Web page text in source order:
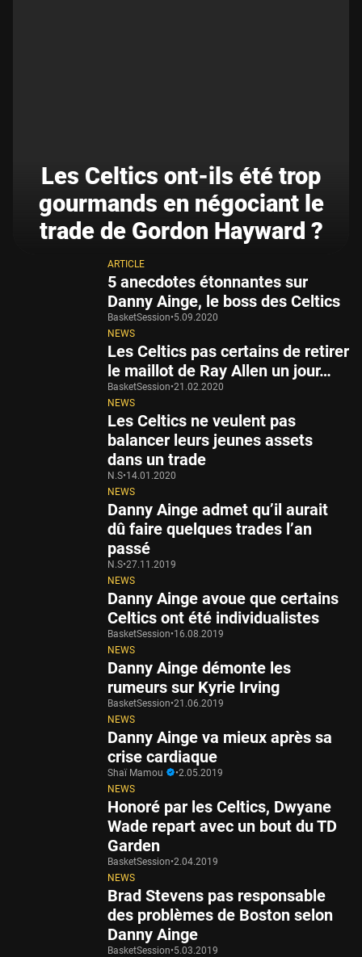
Les Celtics ont-ils été trop
gourmands en négociant le
trade de Gordon Hayward ?
ARTICLE
5 anecdotes étonnantes sur
Danny Ainge, le boss des Celtics
BasketSession•5.09.2020
NEWS
Les Celtics pas certains de retirer
le maillot de Ray Allen un jour…
BasketSession•21.02.2020
NEWS
Les Celtics ne veulent pas
balancer leurs jeunes assets
dans un trade
N.S•14.01.2020
NEWS
Danny Ainge admet qu’il aurait
dû faire quelques trades l’an
passé
N.S•27.11.2019
NEWS
Danny Ainge avoue que certains
Celtics ont été individualistes
BasketSession•16.08.2019
NEWS
Danny Ainge démonte les
rumeurs sur Kyrie Irving
BasketSession•21.06.2019
NEWS
Danny Ainge va mieux après sa
crise cardiaque
Shaï Mamou •2.05.2019
NEWS
Honoré par les Celtics, Dwyane
Wade repart avec un bout du TD
Garden
BasketSession•2.04.2019
NEWS
Brad Stevens pas responsable
des problèmes de Boston selon
Danny Ainge
BasketSession•5.03.2019